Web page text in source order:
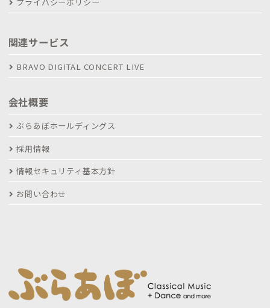
関連サービス
BRAVO DIGITAL CONCERT LIVE
会社概要
ぶらあぼホールディングス
採用情報
情報セキュリティ基本方針
お問い合わせ